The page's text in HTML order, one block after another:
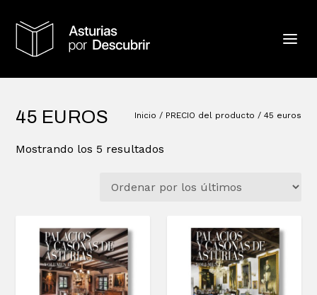
45 EUROS Inicio / PRECIO del producto / 45 euros
Mostrando los 5 resultados
d